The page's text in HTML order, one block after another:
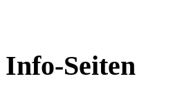
Info-Seiten